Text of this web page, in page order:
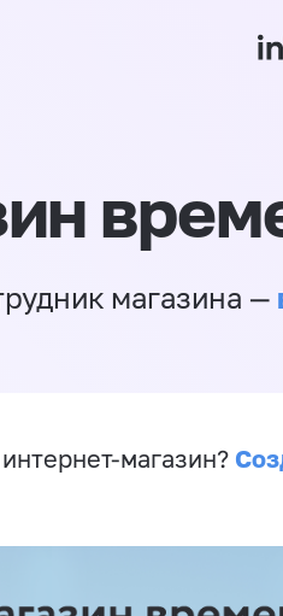
магазина —
магазин?